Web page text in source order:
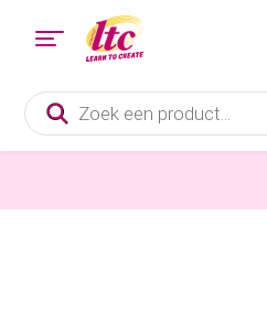
Producten
zoeken